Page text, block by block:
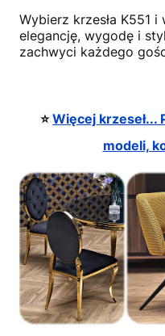
Wybierz krzesła K551
elegancję, wygodę i
zachwyci każdego
⭐️Więcej krzeseł...
modeli,